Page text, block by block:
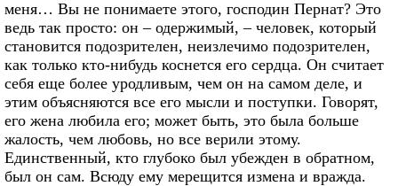
меня… Вы не понимаете этого, господин Пернат? Это
ведь так просто: он – одержимый, – человек, который
становится подозрителен, неизлечимо подозрителен,
как только кто-нибудь коснется его сердца. Он считает
себя еще более уродливым, чем он на самом деле, и
этим объясняются все его мысли и поступки. Говорят,
его жена любила его; может быть, это была больше
жалость, чем любовь, но все верили этому.
Единственный, кто глубоко был убежден в обратном,
был он сам. Всюду ему мерещится измена и вражда.